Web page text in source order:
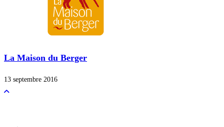
La Maison du Berger
13 septembre 2016